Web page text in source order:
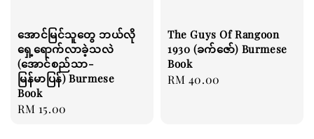
အောင်မြင်သူတွေ ဘယ်လို
ရှေ့ရောက်လာခဲ့သလဲ
(အောင်စည်သာ-
မြန်မာပြန်) Burmese
Book
Regular
RM 15.00
The Guys Of Rangoon
1930 (ခက်ဇော်) Burmese
Book
Regular
RM 40.00